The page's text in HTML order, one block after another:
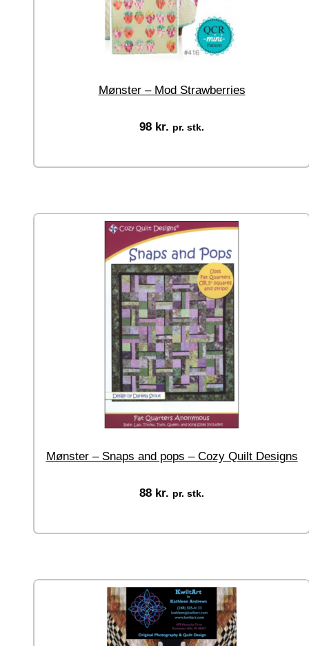
Mønster – Mod Strawberries
98 kr. pr. stk.
Mønster – Snaps and pops – Cozy Quilt Designs
88 kr. pr. stk.